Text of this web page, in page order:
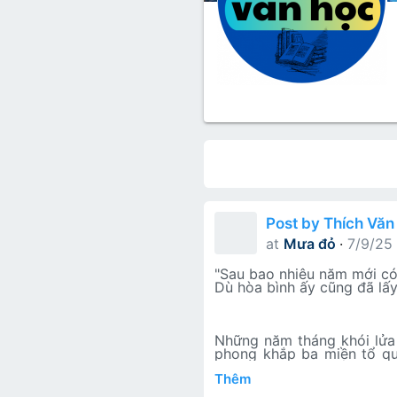
Post by Thích
at Mưa đỏ
7/9/25
"Sau bao nhiêu năm mới
Dù hòa bình ấy cũng đã
Những năm tháng khói
phong khắp ba miền tổ
niên Hà thành "gác bút
Thêm